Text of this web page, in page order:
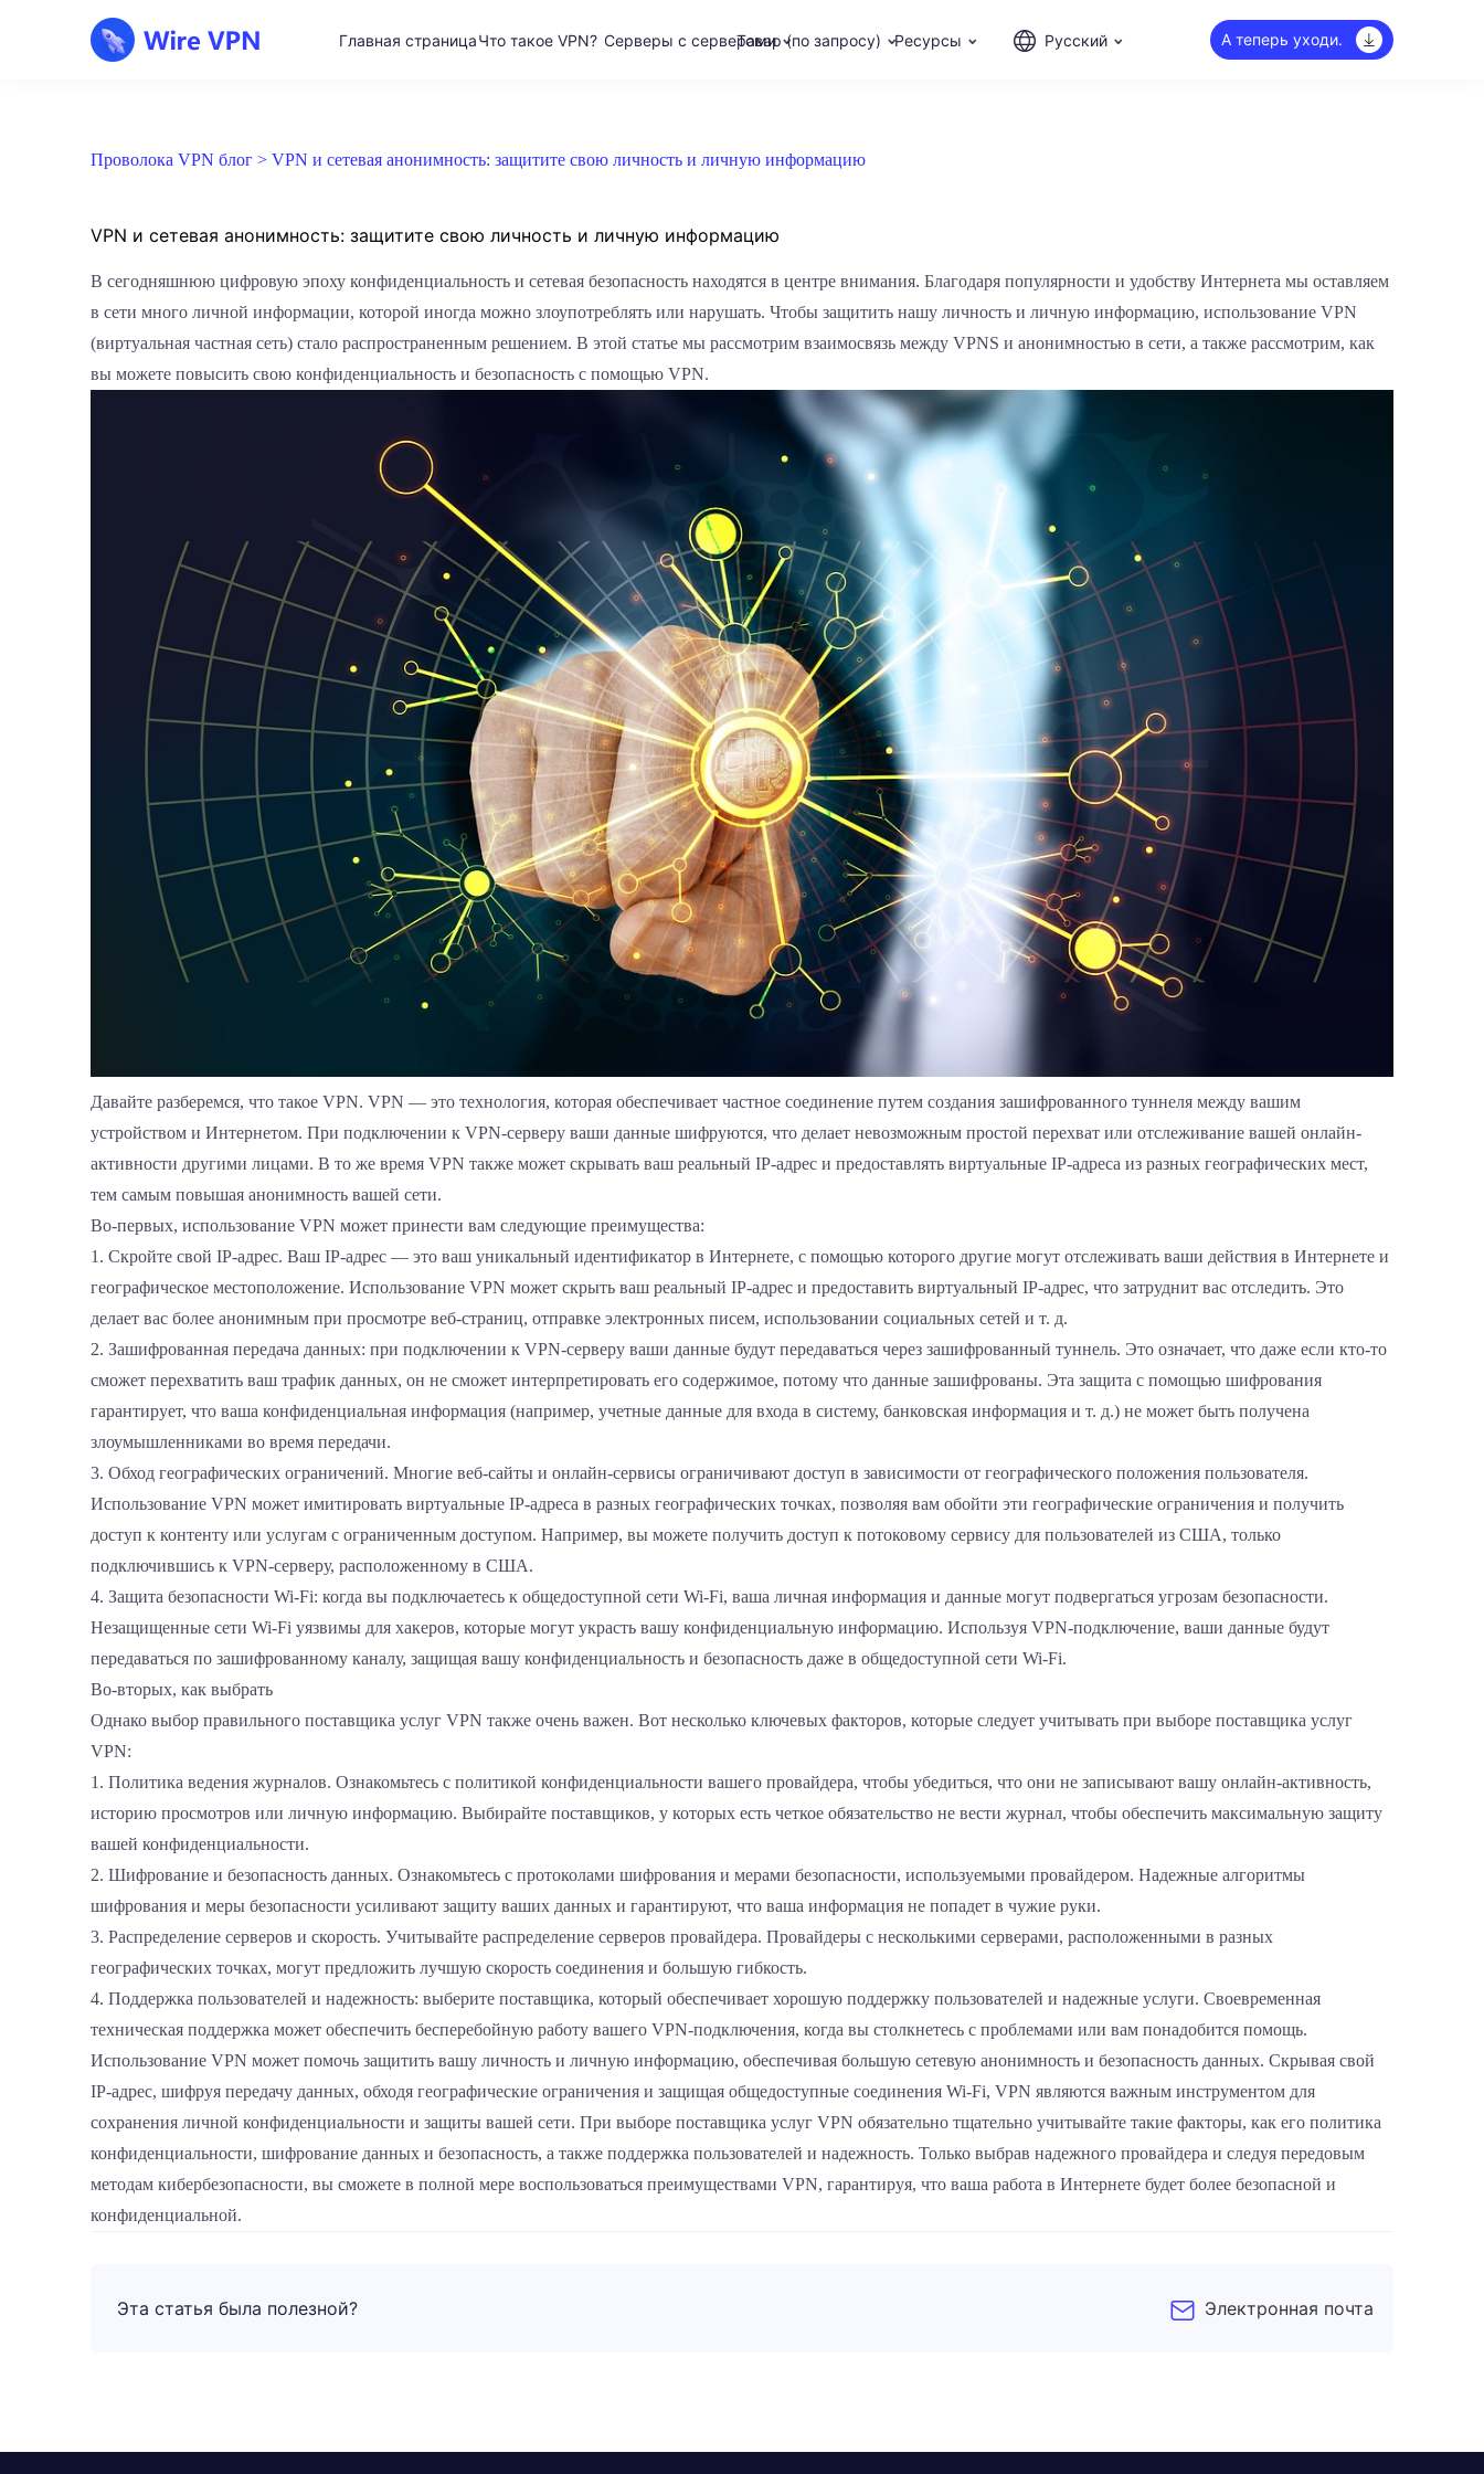
Главная страницаЧто такое VPN? Серверы с серверамиТовар (по запросу) Ресурсы Русский А теперь уходи.
Проволока VPN блог > VPN и сетевая анонимность: защитите свою личность и личную информацию
VPN и сетевая анонимность: защитите свою личность и личную информацию
В сегодняшнюю цифровую эпоху конфиденциальность и сетевая безопасность находятся в центре внимания. Благодаря популярности и удобству Интернета мы оставляем
в сети много личной информации, которой иногда можно злоупотреблять или нарушать. Чтобы защитить нашу личность и личную информацию, использование VPN
(виртуальная частная сеть) стало распространенным решением. В этой статье мы рассмотрим взаимосвязь между VPNS и анонимностью в сети, а также рассмотрим, как
вы можете повысить свою конфиденциальность и безопасность с помощью VPN.
Давайте разберемся, что такое VPN. VPN — это технология, которая обеспечивает частное соединение путем создания зашифрованного туннеля между вашим
устройством и Интернетом. При подключении к VPN-серверу ваши данные шифруются, что делает невозможным простой перехват или отслеживание вашей онлайн-
активности другими лицами. В то же время VPN также может скрывать ваш реальный IP-адрес и предоставлять виртуальные IP-адреса из разных географических мест,
тем самым повышая анонимность вашей сети.
Во-первых, использование VPN может принести вам следующие преимущества:
1. Скройте свой IP-адрес. Ваш IP-адрес — это ваш уникальный идентификатор в Интернете, с помощью которого другие могут отслеживать ваши действия в Интернете и
географическое местоположение. Использование VPN может скрыть ваш реальный IP-адрес и предоставить виртуальный IP-адрес, что затруднит вас отследить. Это
делает вас более анонимным при просмотре веб-страниц, отправке электронных писем, использовании социальных сетей и т. д.
2. Зашифрованная передача данных: при подключении к VPN-серверу ваши данные будут передаваться через зашифрованный туннель. Это означает, что даже если кто-то
сможет перехватить ваш трафик данных, он не сможет интерпретировать его содержимое, потому что данные зашифрованы. Эта защита с помощью шифрования
гарантирует, что ваша конфиденциальная информация (например, учетные данные для входа в систему, банковская информация и т. д.) не может быть получена
злоумышленниками во время передачи.
3. Обход географических ограничений. Многие веб-сайты и онлайн-сервисы ограничивают доступ в зависимости от географического положения пользователя.
Использование VPN может имитировать виртуальные IP-адреса в разных географических точках, позволяя вам обойти эти географические ограничения и получить
доступ к контенту или услугам с ограниченным доступом. Например, вы можете получить доступ к потоковому сервису для пользователей из США, только
подключившись к VPN-серверу, расположенному в США.
4. Защита безопасности Wi-Fi: когда вы подключаетесь к общедоступной сети Wi-Fi, ваша личная информация и данные могут подвергаться угрозам безопасности.
Незащищенные сети Wi-Fi уязвимы для хакеров, которые могут украсть вашу конфиденциальную информацию. Используя VPN-подключение, ваши данные будут
передаваться по зашифрованному каналу, защищая вашу конфиденциальность и безопасность даже в общедоступной сети Wi-Fi.
Во-вторых, как выбрать
Однако выбор правильного поставщика услуг VPN также очень важен. Вот несколько ключевых факторов, которые следует учитывать при выборе поставщика услуг
VPN:
1. Политика ведения журналов. Ознакомьтесь с политикой конфиденциальности вашего провайдера, чтобы убедиться, что они не записывают вашу онлайн-активность,
историю просмотров или личную информацию. Выбирайте поставщиков, у которых есть четкое обязательство не вести журнал, чтобы обеспечить максимальную защиту
вашей конфиденциальности.
2. Шифрование и безопасность данных. Ознакомьтесь с протоколами шифрования и мерами безопасности, используемыми провайдером. Надежные алгоритмы
шифрования и меры безопасности усиливают защиту ваших данных и гарантируют, что ваша информация не попадет в чужие руки.
3. Распределение серверов и скорость. Учитывайте распределение серверов провайдера. Провайдеры с несколькими серверами, расположенными в разных
географических точках, могут предложить лучшую скорость соединения и большую гибкость.
4. Поддержка пользователей и надежность: выберите поставщика, который обеспечивает хорошую поддержку пользователей и надежные услуги. Своевременная
техническая поддержка может обеспечить бесперебойную работу вашего VPN-подключения, когда вы столкнетесь с проблемами или вам понадобится помощь.
Использование VPN может помочь защитить вашу личность и личную информацию, обеспечивая большую сетевую анонимность и безопасность данных. Скрывая свой
IP-адрес, шифруя передачу данных, обходя географические ограничения и защищая общедоступные соединения Wi-Fi, VPN являются важным инструментом для
сохранения личной конфиденциальности и защиты вашей сети. При выборе поставщика услуг VPN обязательно тщательно учитывайте такие факторы, как его политика
конфиденциальности, шифрование данных и безопасность, а также поддержка пользователей и надежность. Только выбрав надежного провайдера и следуя передовым
методам кибербезопасности, вы сможете в полной мере воспользоваться преимуществами VPN, гарантируя, что ваша работа в Интернете будет более безопасной и
конфиденциальной.
Эта статья была полезной? Электронная почта